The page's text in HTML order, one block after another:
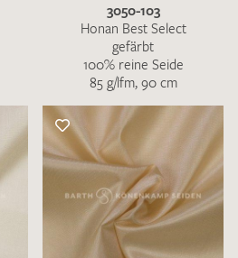
dass meine angegebenen Daten
Musteranfrage genutzt werden.
habe ich zur Kenntnis
diese.
3050-103
Honan Best Select
gefärbt
100% reine Seide
85 g/lfm, 90 cm